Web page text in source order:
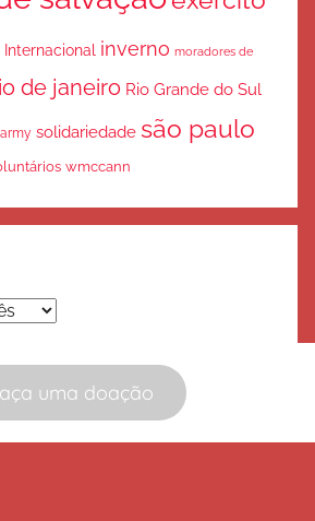
uma doação
Internacional inverno moradores de
de janeiro Rio Grande do Sul
solidariedade são paulo
wmccann